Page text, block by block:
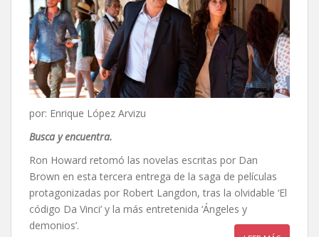
por: Enrique López Arvizu
Busca y encuentra.
Ron Howard retomó las novelas escritas por Dan
Brown en esta tercera entrega de la saga de películas
protagonizadas por Robert Langdon, tras la olvidable ‘El
código Da Vinci’ y la más entretenida ‘Ángeles y
demonios’.